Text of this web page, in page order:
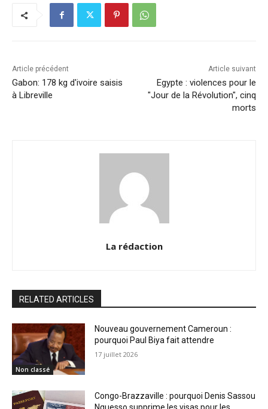
k
dI
n
A
p
Li
n
Article précédent
Gabon: 178 kg d'ivoire saisis
à Libreville
Article suivant
Egypte : violences pour le
"Jour de la Révolution", cinq
morts
La rédaction
RELATED ARTICLES
Non classé
Nouveau gouvernement Cameroun :
pourquoi Paul Biya fait attendre
17 juillet 2026
Congo-Brazzaville : pourquoi Denis Sassou
Nguesso supprime les visas pour les